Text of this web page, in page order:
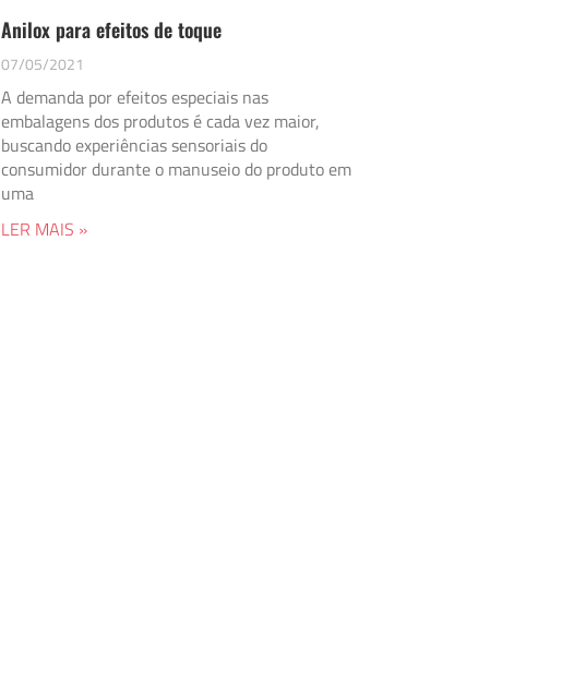
Anilox para efeitos de toque
07/05/2021
A demanda por efeitos especiais nas
embalagens dos produtos é cada vez maior,
buscando experiências sensoriais do
consumidor durante o manuseio do produto em
uma
LER MAIS »